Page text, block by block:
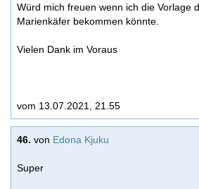
Würd mich freuen wenn ich die Vorlage
Marienkäfer bekommen könnte.
Vielen Dank im Voraus
vom 13.07.2021, 21.55
46. von Edona Kjuku
Super